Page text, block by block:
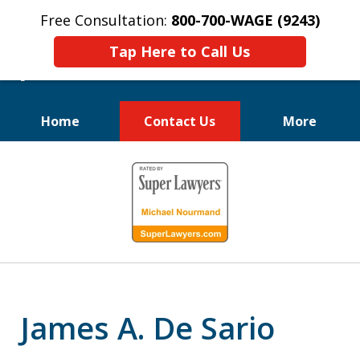
Free Consultation: 800-700-WAGE (9243)
Tap Here to Call Us
Home Contact Us More
Luchamos Por los Derechos
de los Empleados
James A. De Sario